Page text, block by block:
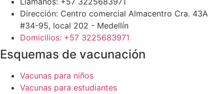
Dirección: Centro comercial Almacentro Cra. 43A
#34-95, local 202 - Medellín
Domicilios: +57 3225683971
Esquemas de vacunación
Vacunas para niños
Vacunas para estudiantes